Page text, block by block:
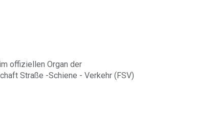
offiziellen Organ der
Straße -Schiene - Verkehr (FSV)